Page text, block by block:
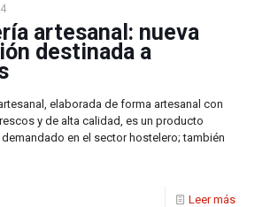
artesanal: nueva
destinada a
elaborada de forma artesanal con
y de alta calidad, es un producto
en el sector hostelero; también
Leer más